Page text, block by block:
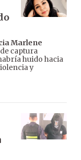
Marlene
captura
huido hacia
y